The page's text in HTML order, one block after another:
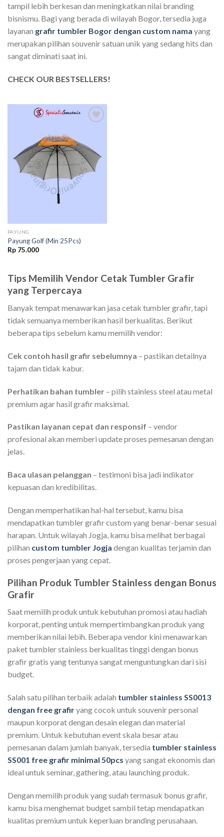
tampil lebih berkesan dan meningkatkan nilai branding
bisnismu. Bagi yang berada di wilayah Bogor, tersedia juga
layanan grafir tumbler Bogor dengan custom nama yang
merupakan pilihan souvenir satuan unik yang sedang hits dan
sangat diminati saat ini.
CHECK OUR BESTSELLERS!
Add to
wishlist
PAYUNG
Payung Golf (Min 25Pcs)
Rp75.000
Tips Memilih Vendor Cetak Tumbler Grafir
yang Terpercaya
Banyak tempat menawarkan jasa cetak tumbler grafir, tapi
tidak semuanya memberikan hasil berkualitas. Berikut
beberapa tips sebelum kamu memilih vendor:
Cek contoh hasil grafir sebelumnya – pastikan detailnya
tajam dan tidak kabur.
Perhatikan bahan tumbler – pilih stainless steel atau metal
premium agar hasil grafir maksimal.
Pastikan layanan cepat dan responsif – vendor
profesional akan memberi update proses pemesanan dengan
jelas.
Baca ulasan pelanggan – testimoni bisa jadi indikator
kepuasan dan kredibilitas.
Dengan memperhatikan hal-hal tersebut, kamu bisa
mendapatkan tumbler grafir custom yang benar-benar sesuai
harapan. Untuk wilayah Jogja, kamu bisa melihat berbagai
pilihan custom tumbler Jogja dengan kualitas terjamin dan
proses pengerjaan yang cepat.
Pilihan Produk Tumbler Stainless dengan Bonus
Grafir
Saat memilih produk untuk kebutuhan promosi atau hadiah
korporat, penting untuk mempertimbangkan produk yang
memberikan nilai lebih. Beberapa vendor kini menawarkan
paket tumbler stainless berkualitas tinggi dengan bonus
grafir gratis yang tentunya sangat menguntungkan dari sisi
budget.
Salah satu pilihan terbaik adalah tumbler stainless SS0013
dengan free grafiryang cocok untuk souvenir personal
maupun korporat dengan desain elegan dan material
premium. Untuk kebutuhan event skala besar atau
pemesanan dalam jumlah banyak, tersedia tumbler stainless
SS001 free grafir minimal 50pcs yang sangat ekonomis dan
ideal untuk seminar, gathering, atau launching produk.
Dengan memilih produk yang sudah termasuk bonus grafir,
kamu bisa menghemat budget sambil tetap mendapatkan
kualitas premium untuk keperluan branding perusahaan.